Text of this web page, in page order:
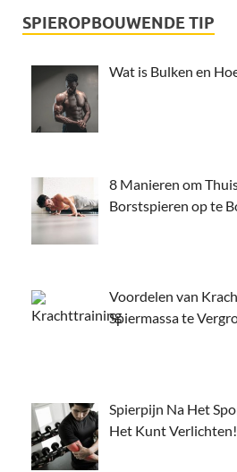
SPIEROPBOUWENDE TIP
Wat is Bulken en
8 Manieren om
Borstspieren op te
Voordelen van
Spiermassa te
Spierpijn Na Het
Het Kunt